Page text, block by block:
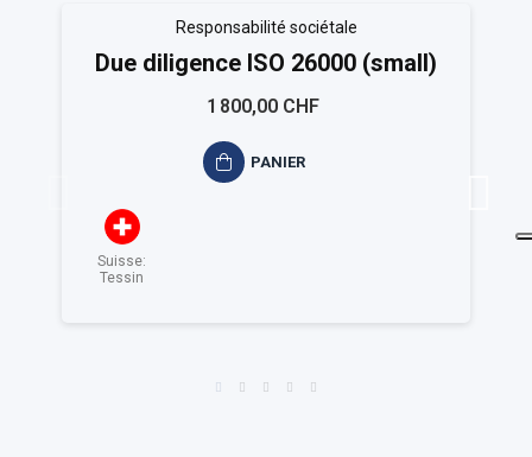
Responsabilité sociétale
Due diligence ISO 26000 (small)
1 800,00 CHF
PANIER
Suisse:
Tessin